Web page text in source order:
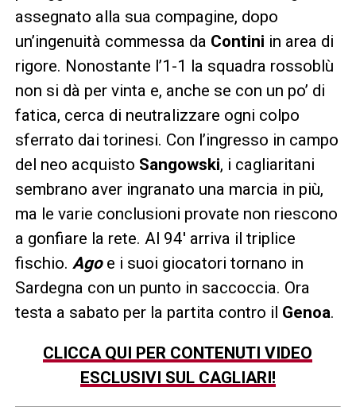
assegnato alla sua compagine, dopo
un’ingenuità commessa da Contini in area di
rigore. Nonostante l’1-1 la squadra rossoblù
non si dà per vinta e, anche se con un po’ di
fatica, cerca di neutralizzare ogni colpo
sferrato dai torinesi. Con l’ingresso in campo
del neo acquisto Sangowski, i cagliaritani
sembrano aver ingranato una marcia in più,
ma le varie conclusioni provate non riescono
a gonfiare la rete. Al 94′ arriva il triplice
fischio. Ago e i suoi giocatori tornano in
Sardegna con un punto in saccoccia. Ora
testa a sabato per la partita contro il Genoa.
CLICCA QUI PER CONTENUTI VIDEO
ESCLUSIVI SUL CAGLIARI!